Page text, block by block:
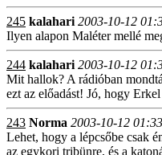
245 kalahari 2003-10-12
Ilyen alapon Maléter mellé
244 kalahari 2003-10-12
Mit hallok? A rádióban
ezt az előadást! Jó, hogy
243 Norma 2003-10-12
Lehet, hogy a lépcsőbe csak
az egykori tribünre, és a